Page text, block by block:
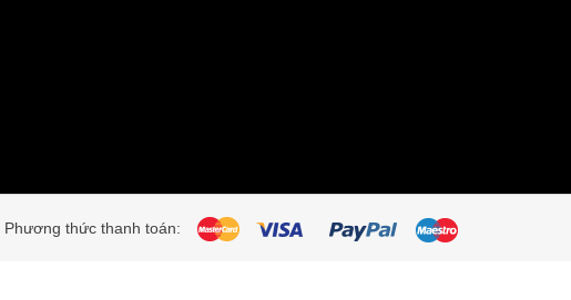
Phương thức thanh toán: